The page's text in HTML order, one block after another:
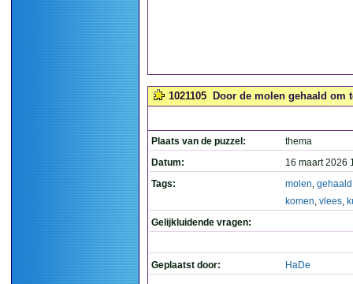
1021105 Door de molen gehaald om
Plaats van de puzzel:
thema
Datum:
16 maart 2026
Tags:
molen, gehaald
komen, vlees,
Gelijkluidende vragen:
Geplaatst door: HaDe